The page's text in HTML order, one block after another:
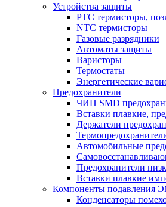
Устройства защиты
PTC термисторы,
NTC термисторы
Газовые разрядники
Автоматы защиты
Варисторы
Термостаты
Энергетические
Предохранители
ЧИП SMD
Вставки плавкие,
Держатели
Автомобильные
Предохранители
Вставки плавкие
Компоненты подавления
Конденсаторы